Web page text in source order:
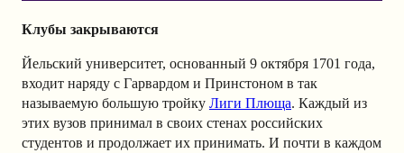
Клубы закрываются
Йельский университет, основанный 9 октября 1701 года,
входит наряду с Гарвардом и Принстоном в так
называемую большую тройку Лиги Плюща. Каждый из
этих вузов принимал в своих стенах российских
студентов и продолжает их принимать. И почти в каждом